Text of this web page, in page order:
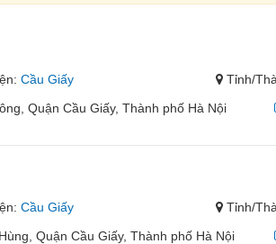
Cầu Giấy Tỉnh/
Quận Cầu Giấy, Thành phố Hà Nội
Cầu Giấy Tỉnh/
Quận Cầu Giấy, Thành phố Hà Nội